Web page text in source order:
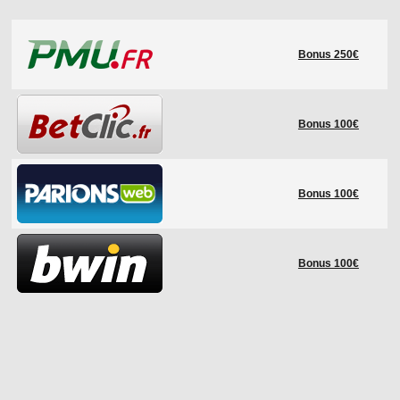
LES STADES
HISTORIQUE
COUPE DES CONFÉDÉRATIONS
Bonus 250€
Bonus 100€
Bonus 100€
Bonus 100€